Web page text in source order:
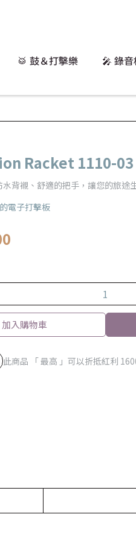
🥁 鼓＆打擊樂 🎤 錄
Racket 1110-03
水背襯、舒適的把手，讓您的旅途
電子打擊板
加入購物車
此商品 「 最高 」可以折抵紅利